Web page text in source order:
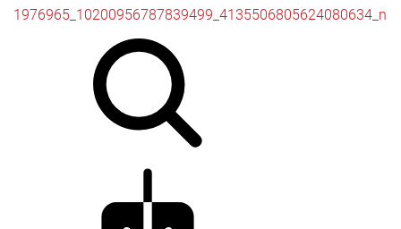
1976965_10200956787839499_4135506805624080634_n